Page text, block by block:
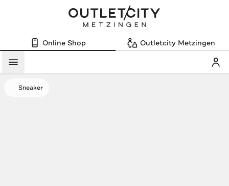
Online Shop Outletcity Metzingen
Menü
Sneaker